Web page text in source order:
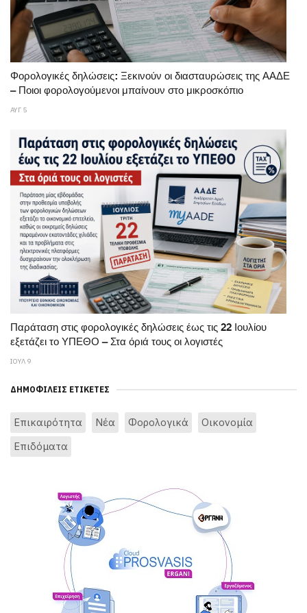
Φορολογικές δηλώσεις: Ξεκινούν οι διασταυρώσεις της ΑΑΔΕ
– Ποιοι φορολογούμενοι μπαίνουν στο μικροσκόπιο
ΑΥΓ 5
Παράταση στις φορολογικές δηλώσεις έως τις 22 Ιουλίου
εξετάζει το ΥΠΕΘΟ – Στα όριά τους οι λογιστές
ΙΟΥΛ 9
ΔΗΜΟΦΙΛΕΊΣ ΕΤΙΚΈΤΕΣ
Επικαιρότητα Νέα Φορολογικά
Οικονομία
Επιδόματα